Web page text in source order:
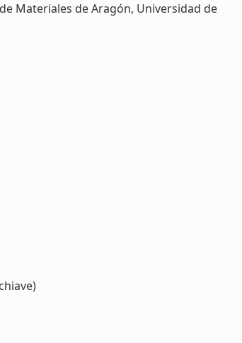
Materiales de Aragón, Universidad de